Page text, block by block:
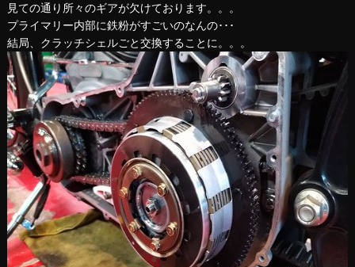
見ての通り所々のギアが欠けております。。。
プライマリー内部に鉄粉がすごいのなんの･･･
結局、クラッチシェルごと交換することに。。。